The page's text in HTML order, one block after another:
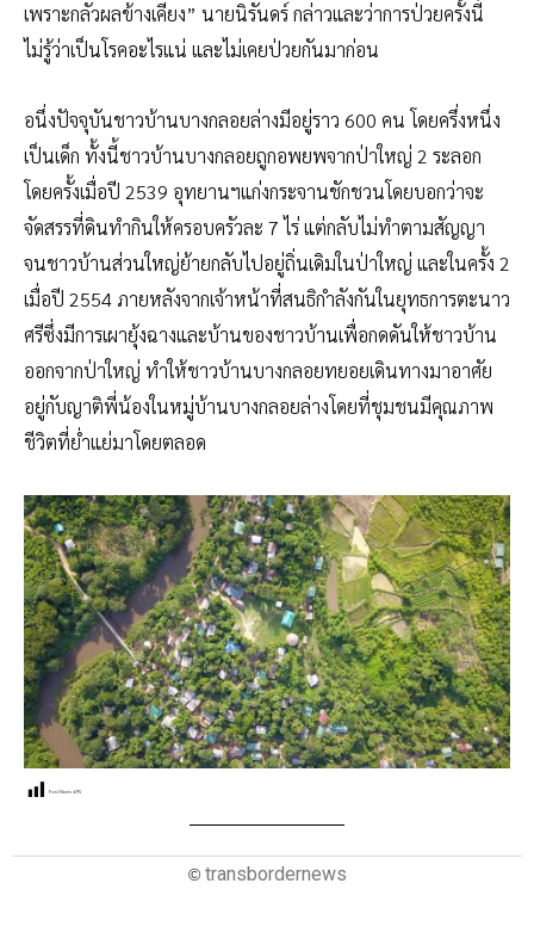
เพราะกลัวผลข้างเคียง” นายนิรันดร์ กล่าวและว่าการป่วยครั้งนี้
ไม่รู้ว่าเป็นโรคอะไรแน่ และไม่เคยป่วยกันมาก่อน
อนึ่งปัจจุบันชาวบ้านบางกลอยล่างมีอยู่ราว 600 คน โดยครึ่งหนึ่ง
เป็นเด็ก ทั้งนี้ชาวบ้านบางกลอยถูกอพยพจากป่าใหญ่ 2 ระลอก
โดยครั้งเมื่อปี 2539 อุทยานฯแก่งกระจานชักชวนโดยบอกว่าจะ
จัดสรรที่ดินทำกินให้ครอบครัวละ 7 ไร่ แต่กลับไม่ทำตามสัญญา
จนชาวบ้านส่วนใหญ่ย้ายกลับไปอยู่ถิ่นเดิมในป่าใหญ่ และในครั้ง 2
เมื่อปี 2554 ภายหลังจากเจ้าหน้าที่สนธิกำลังกันในยุทธการตะนาว
ศรีซึ่งมีการเผายุ้งฉางและบ้านของชาวบ้านเพื่อกดดันให้ชาวบ้าน
ออกจากป่าใหญ่ ทำให้ชาวบ้านบางกลอยทยอยเดินทางมาอาศัย
อยู่กับญาติพี่น้องในหมู่บ้านบางกลอยล่างโดยที่ชุมชนมีคุณภาพ
ชีวิตที่ย่ำแย่มาโดยตลอด
Post Views: 695
© transbordernews